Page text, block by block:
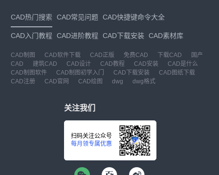
CAD热门搜索 CAD常见问题 CAD快捷键命令大全
CAD入门教程 CAD进阶教程 CAD下载安装 CAD素材库
CAD制图 CAD软件下载 CAD正版 免费CAD 下载CAD
国产
CAD
建筑CAD CAD设计 CAD教程 CAD安装
CAD是什么
CAD制图软件
CAD制图初学入门 CAD下载安装
CAD图纸下载
CAD注册
CAD官网 CAD绘图 dwg dwg格式
关注我们
扫码关注公众号
每月领专属优惠